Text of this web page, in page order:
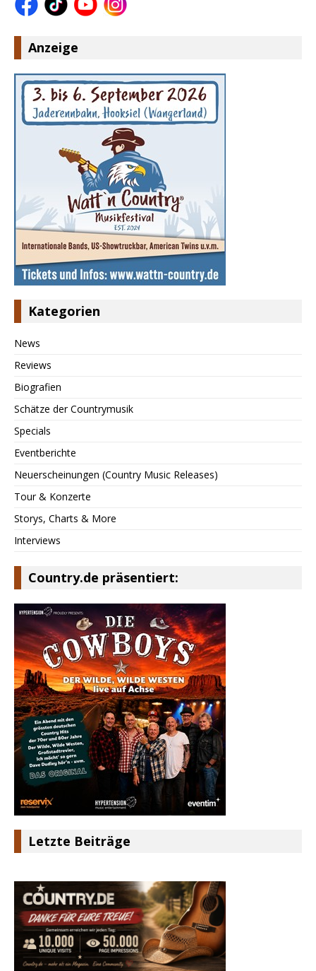
Anzeige
Kategorien
News
Reviews
Biografien
Schätze der Countrymusik
Specials
Eventberichte
Neuerscheinungen (Country Music Releases)
Tour & Konzerte
Storys, Charts & More
Interviews
Country.de präsentiert:
Letzte Beiträge